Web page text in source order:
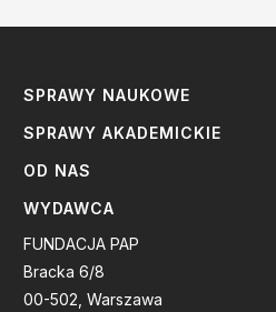
SPRAWY NAUKOWE
SPRAWY AKADEMICKIE
OD NAS
WYDAWCA
FUNDACJA PAP
Bracka 6/8
00-502, Warszawa